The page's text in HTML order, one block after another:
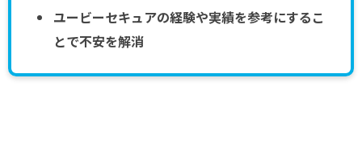
ユービーセキュアの経験や実績を参考にするこ
とで不安を解消